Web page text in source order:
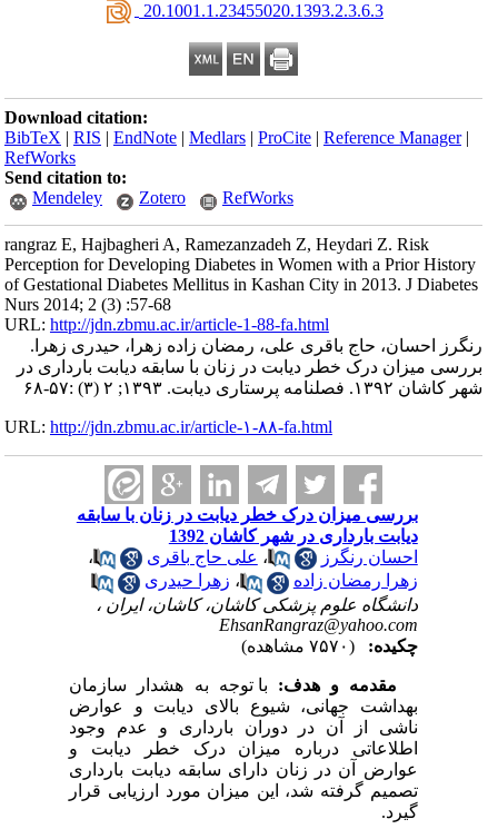
‎ 20.1001.1.23455020.1393.2.3.6.3
Download citation:
BibTeX |RIS |EndNote |Medlars |ProCite |Reference Manager
RefWorks
Send citation to:
Mendeley
Zotero RefWorks
rangraz E, Hajbagheri A, Ramezanzadeh Z, Heydari Z. Risk
Perception for Developing Diabetes in Women with a Prior History
of Gestational Diabetes Mellitus in Kashan City in 2013. J Diabetes
Nurs 2014; 2 (3) :57-68
URL:http://jdn.zbmu.ac.ir/article-1-88-fa.html
رنگرز احسان، حاج باقری علی، رمضان زاده زهرا، حیدری زهرا.
بررسی میزان درک خطر دیابت در زنان با سابقه دیابت بارداری در
شهر کاشان ۱۳۹۲. فصلنامه پرستاری دیابت. ۱۳۹۳; ۲ (۳) :۵۷-۶۸
URL:http://jdn.zbmu.ac.ir/article-۱-۸۸-fa.html
بررسی میزان درک خطر دیابت در زنان با سابقه
دیابت بارداری در شهر کاشان 1392
احسان رنگرز
،علی حاج باقری
،
زهرا رمضان زاده
،زهرا حیدری
دانشگاه علوم پزشکی کاشان، کاشان، ایران ،
EhsanRangraz@yahoo.com
چکیده:
مقدمه و هدف: با توجه به هشدار سازمان
بهداشت جهانی، شیوع بالای دیابت و عوارض
ناشی از آن در دوران بارداری و عدم وجود
اطلاعاتی درباره میزان درک خطر دیابت و
عوارض آن در زنان دارای سابقه دیابت بارداری
تصمیم گرفته شد، این میزان مورد ارزیابی قرار
گیرد.